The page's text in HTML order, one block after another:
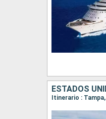
ESTADOS
Itinerario :